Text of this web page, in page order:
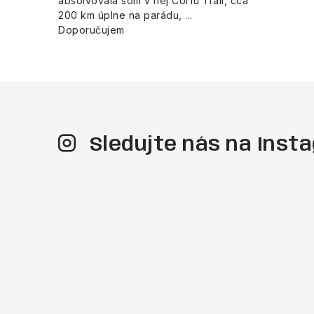
200 km úplne na parádu, ...
Doporučujem
Sledujte nás na